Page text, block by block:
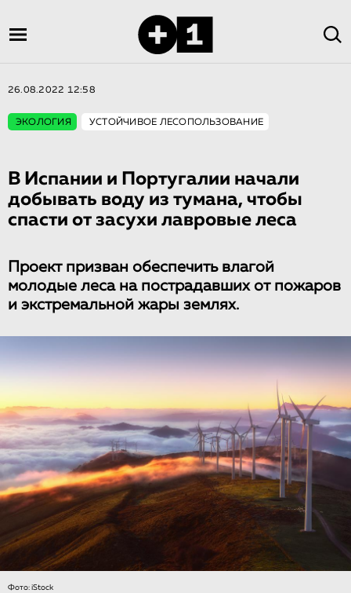
26.08.2022 12:58
ЭКОЛОГИЯ УСТОЙЧИВОЕ ЛЕСОПОЛЬЗОВАНИЕ
В Испании и Португалии начали
добывать воду из тумана, чтобы
спасти от засухи лавровые леса
Проект призван обеспечить влагой
молодые леса на пострадавших от пожаров
и экстремальной жары землях.
Фото: iStock